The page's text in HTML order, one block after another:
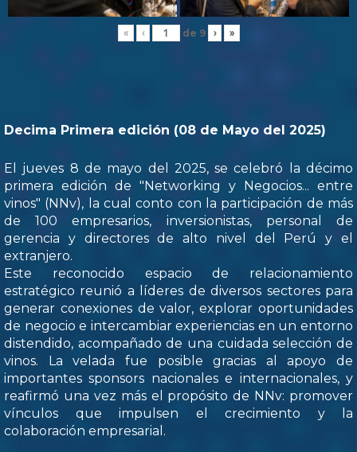
« ‹ de 9 › »
Decima Primera edición (08 de Mayo del 2025)
El jueves 8 de mayo del 2025, se celebró la décimo
primera edición de "Networking y Negocios... entre
vinos" (NNv), la cual conto con la participación de más
de 100 empresarios, inversionistas, personal de
gerencia y directores de alto nivel del Perú y el
extranjero.
Este reconocido espacio de relacionamiento
estratégico reunió a líderes de diversos sectores para
generar conexiones de valor, explorar oportunidades
de negocio e intercambiar experiencias en un entorno
distendido, acompañado de una cuidada selección de
vinos. La velada fue posible gracias al apoyo de
importantes sponsors nacionales e internacionales, y
reafirmó una vez más el propósito de NNv: promover
vínculos que impulsen el crecimiento y la
colaboración empresarial.